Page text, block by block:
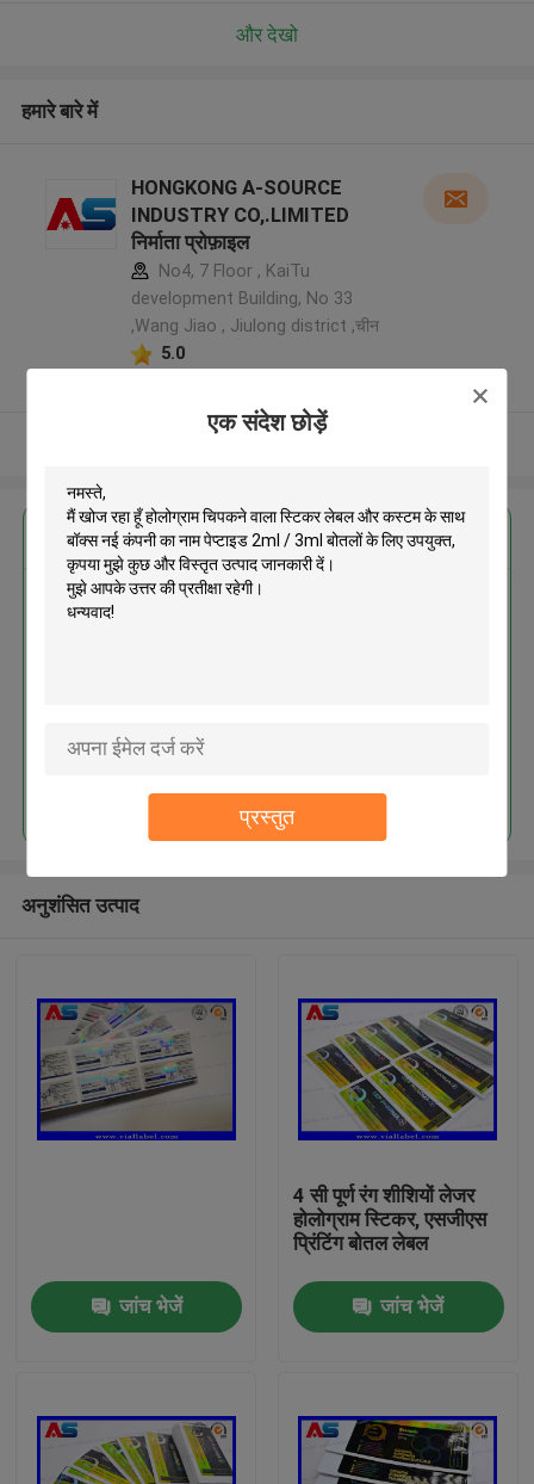
एक संदेश छोड़ें
प्रस्तुत
घर
हमारे बारे में
और देखो
हमारे बारे में
HONGKONG A-SOURCE
INDUSTRY CO,.LIMITED
निर्माता प्रोफ़ाइल
No4, 7 Floor , KaiTu
development Building, No 33
,Wang Jiao , Jiulong district ,चीन
5.0
सबसे उत्तम प्रतिदान प्राप्त करें
अनुशंसित उत्पाद
जांच भेजें
4 सी पूर्ण रंग शीशियों लेजर
होलोग्राम स्टिकर, एसजीएस
प्रिंटिंग बोतल लेबल
जांच भेजें